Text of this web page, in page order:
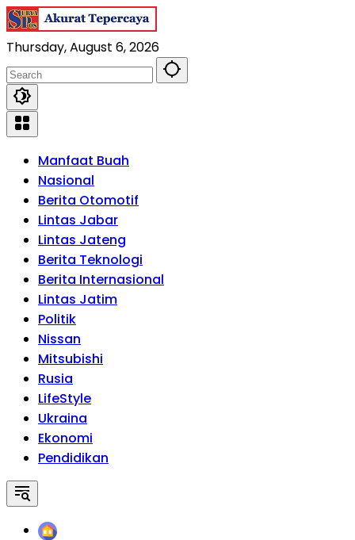
Skip
to
content
Thursday, August 6, 2026
Manfaat Buah
Nasional
Berita Otomotif
Lintas Jabar
Lintas Jateng
Berita Teknologi
Berita Internasional
Lintas Jatim
Politik
Nissan
Mitsubishi
Rusia
LifeStyle
Ukraina
Ekonomi
Pendidikan
Home